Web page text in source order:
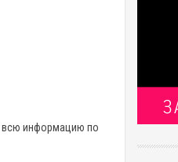
всю информацию по